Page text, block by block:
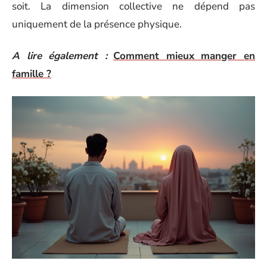
soit. La dimension collective ne dépend pas
uniquement de la présence physique.
A lire également : Comment mieux manger en
famille ?